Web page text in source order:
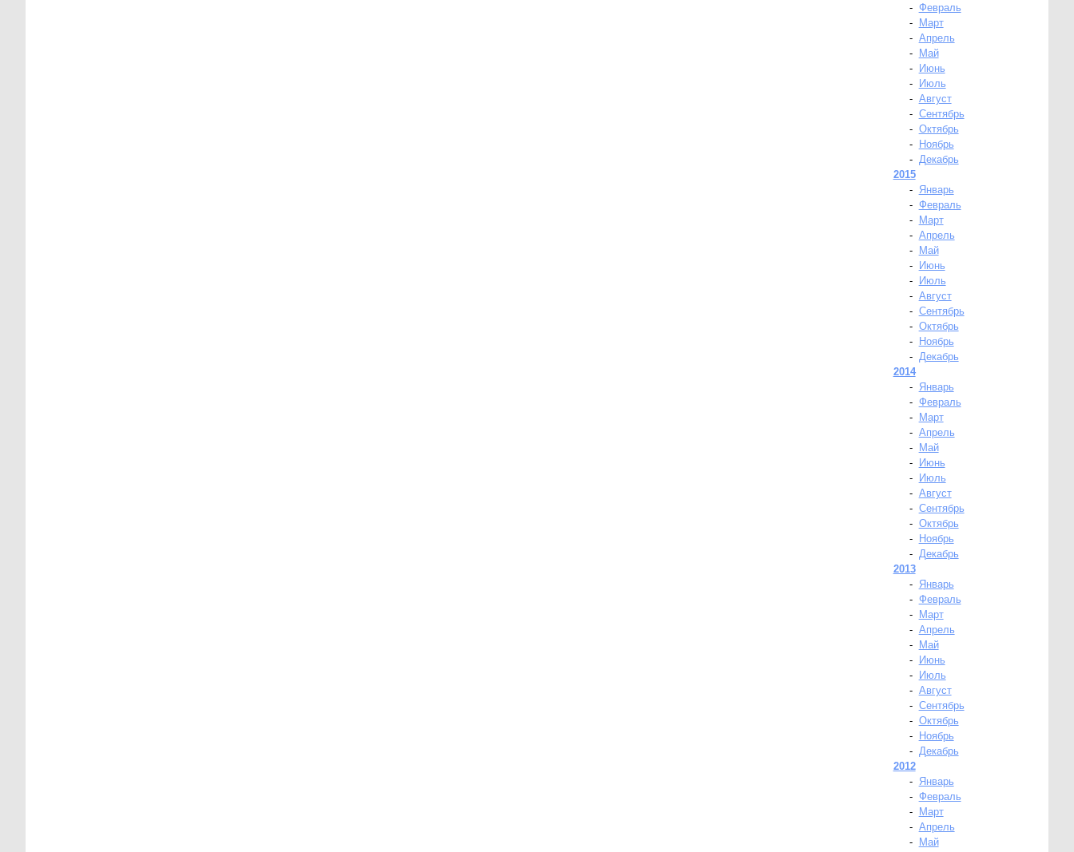
- Февраль
-
Март
- Апрель
-
Май
-
Июнь
-
Июль
- Август
- Сентябрь
- Октябрь
-
Ноябрь
- Декабрь
2015
-
Январь
- Февраль
-
Март
- Апрель
-
Май
-
Июнь
-
Июль
- Август
- Сентябрь
- Октябрь
-
Ноябрь
- Декабрь
2014
-
Январь
- Февраль
-
Март
- Апрель
-
Май
-
Июнь
-
Июль
- Август
- Сентябрь
- Октябрь
-
Ноябрь
- Декабрь
2013
-
Январь
- Февраль
-
Март
- Апрель
-
Май
-
Июнь
-
Июль
- Август
- Сентябрь
- Октябрь
-
Ноябрь
- Декабрь
2012
-
Январь
- Февраль
-
Март
- Апрель
-
Май